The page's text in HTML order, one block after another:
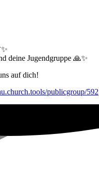
deine Jugendgruppe 🙏✨
auf dich!
publicgroup/592